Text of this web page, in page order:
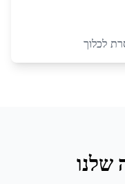
לכלוך
שלנו